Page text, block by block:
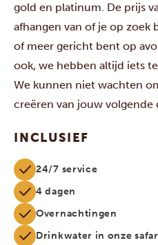
gold en platinum. De prijs
afhangen van of je op zoek
of meer gericht bent op
ook, we hebben altijd iets
We kunnen niet wachten
creëren van jouw volgende
INCLUSIEF
24/7 service
4 dagen
Overnachtingen
Drinkwater in onze